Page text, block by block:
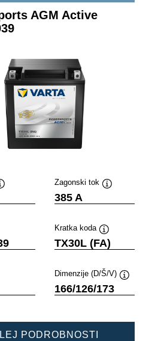
AGM Active
Zagonski tok
385 A
Kratka koda
Namig
TX30L (FA)
Dimenzije (D/Š/V)
166/126/173
PODROBNOSTI